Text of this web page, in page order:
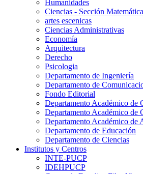
Humanidades
Ciencias - Sección
artes escenicas
Ciencias Administrativas
Economía
Arquitectura
Derecho
Psicologia
Departamento de Ingeniería
Departamento de
Fondo Editorial
Departamento Académico de
Departamento Académico de
Departamento Académico de
Departamento de Educación
Departamento de Ciencias
Institutos y Centros
INTE-PUCP
IDEHPUCP